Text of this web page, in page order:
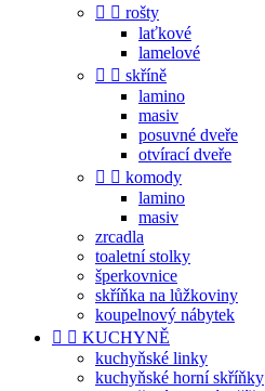
  rošty
laťkové
lamelové
  skříně
lamino
masiv
posuvné dveře
otvírací dveře
  komody
lamino
masiv
zrcadla
toaletní stolky
šperkovnice
skříňka na lůžkoviny
koupelnový nábytek
  KUCHYNĚ
kuchyňské linky
kuchyňské horní skříňky